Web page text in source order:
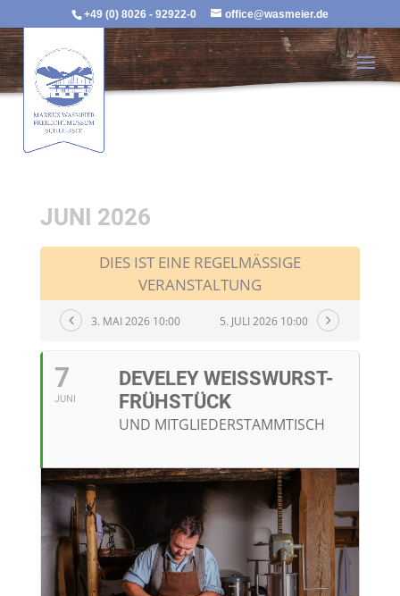
+49 (0) 8026 - 92922-0 office@wasmeier.de
JUNI 2026
DIES IST EINE REGELMÄSSIGE V
ERANSTALTUNG
3. MAI 2026 10:00 5. JULI 2026 10:00
7
JUNI
DEVELEY WEISSWURST-F
RÜHSTÜCK
UND MITGLIEDERSTAMMTISCH